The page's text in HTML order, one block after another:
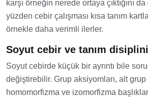
karşı örneğin nerede ortaya çıktığını
yüzden cebir çalışması kısa tanım
örnekle daha verimli ilerler.
Soyut cebir ve tanım disiplini
Soyut cebirde küçük bir ayrıntı bile
değiştirebilir. Grup aksiyomları, alt
homomorfizma ve izomorfizma